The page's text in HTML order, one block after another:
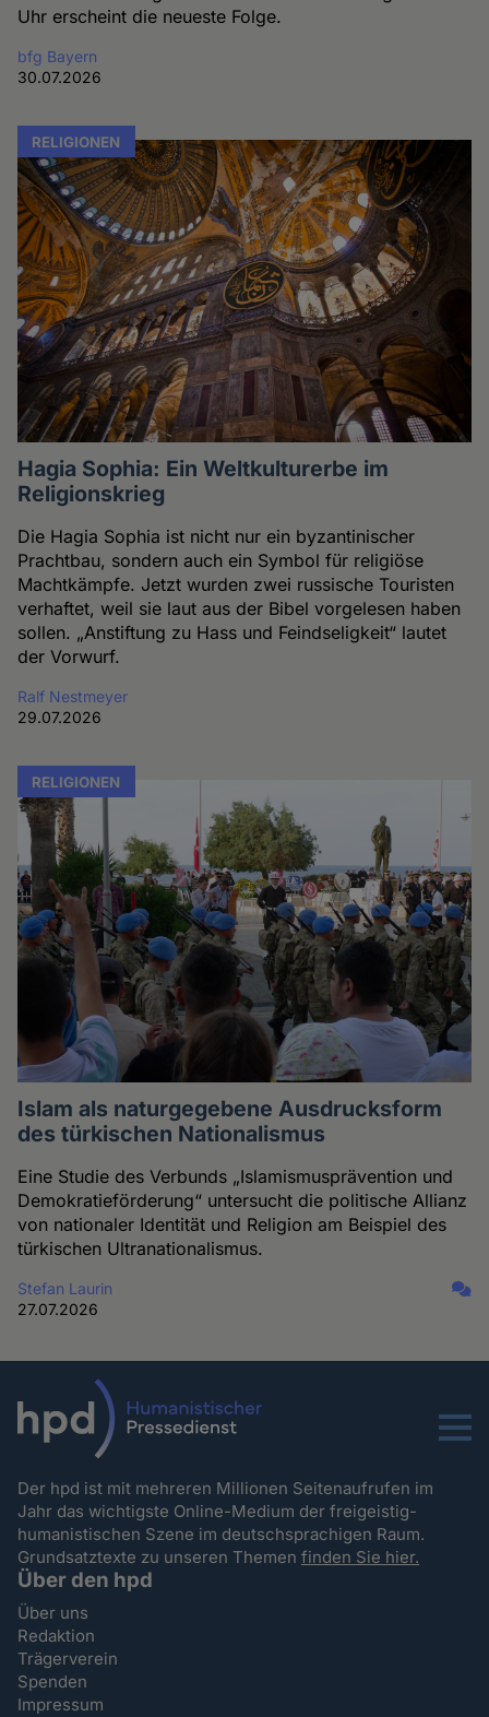
Uhr erscheint die neueste Folge.
bfg Bayern
30.07.2026
RELIGIONEN
Hagia Sophia: Ein Weltkulturerbe im
Religionskrieg
Die Hagia Sophia ist nicht nur ein byzantinischer
Prachtbau, sondern auch ein Symbol für religiöse
Machtkämpfe. Jetzt wurden zwei russische Touristen
verhaftet, weil sie laut aus der Bibel vorgelesen haben
sollen. „Anstiftung zu Hass und Feindseligkeit“ lautet
der Vorwurf.
Ralf Nestmeyer
29.07.2026
RELIGIONEN
Islam als naturgegebene Ausdrucksform
des türkischen Nationalismus
Eine Studie des Verbunds „Islamismusprävention und
Demokratieförderung“ untersucht die politische Allianz
von nationaler Identität und Religion am Beispiel des
türkischen Ultranationalismus.
Stefan Laurin
27.07.2026
Menu
Der hpd ist mit mehreren Millionen Seitenaufrufen im
Jahr das wichtigste Online-Medium der freigeistig-
humanistischen Szene im deutschsprachigen Raum.
Grundsatztexte zu unseren Themenfinden Sie hier.
Über den hpd
Über uns
Redaktion
Trägerverein
Spenden
Impressum